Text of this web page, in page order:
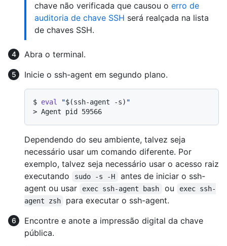
chave não verificada que causou o erro de
auditoria de chave SSH será realçada na lista
de chaves SSH.
Abra o terminal.
Inicie o ssh-agent em segundo plano.
$ eval "$(ssh-agent -s) "
> Agent pid 59566
Dependendo do seu ambiente, talvez seja
necessário usar um comando diferente. Por
exemplo, talvez seja necessário usar o acesso raiz
executando
sudo -s -H
antes de iniciar o ssh-
agent ou usar
exec ssh-agent bash ou
exec ssh-
agent zsh
para executar o ssh-agent.
Encontre e anote a impressão digital da chave
pública.